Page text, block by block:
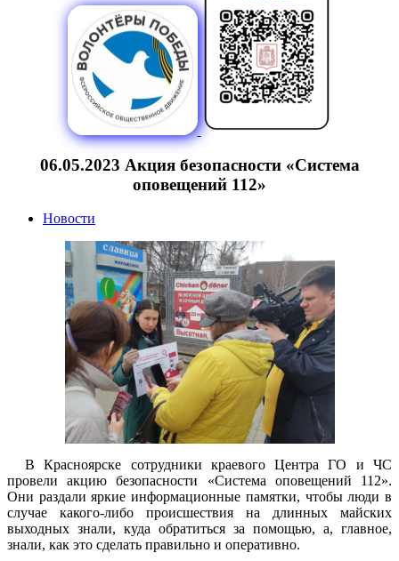
06.05.2023 Акция безопасности «Система
оповещений 112»
Новости
В Красноярске сотрудники краевого Центра ГО и ЧС
провели акцию безопасности «Система оповещений 112».
Они раздали яркие информационные памятки, чтобы люди в
случае какого-либо происшествия на длинных майских
выходных знали, куда обратиться за помощью, а, главное,
знали, как это сделать правильно и оперативно.